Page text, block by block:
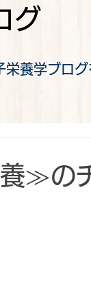
グ
養学ブロ
≫の